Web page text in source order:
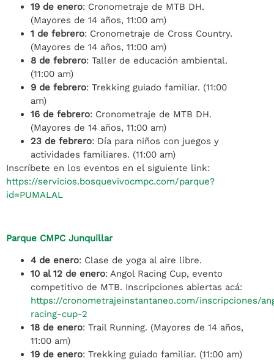
19 de enero: Cronometraje de MTB DH.
(Mayores de 14 años, 11:00 am)
1 de febrero: Cronometraje de Cross Country.
(Mayores de 14 años, 11:00 am)
8 de febrero: Taller de educación ambiental.
(11:00 am)
9 de febrero: Trekking guiado familiar. (11:00
am)
16 de febrero: Cronometraje de MTB DH.
(Mayores de 14 años, 11:00 am)
23 de febrero: Día para niños con juegos y
actividades familiares. (11:00 am)
Inscríbete en los eventos en el siguiente link:
https://servicios.bosquevivocmpc.com/parque?
id=PUMALAL
Parque CMPC Junquillar
4 de enero: Clase de yoga al aire libre.
10 al 12 de enero: Angol Racing Cup, evento
competitivo de MTB. Inscripciones abiertas acá:
https://cronometrajeinstantaneo.com/inscripciones/
racing-cup-2
18 de enero: Trail Running. (Mayores de 14 años,
11:00 am)
19 de enero: Trekking guiado familiar. (11:00 am)